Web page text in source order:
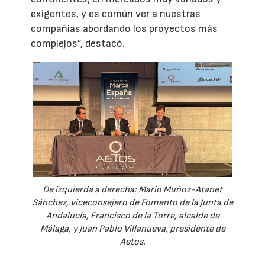
exigentes, y es común ver a nuestras
compañías abordando los proyectos más
complejos”, destacó.
De izquierda a derecha: Mario Muñoz-Atanet
Sánchez, viceconsejero de Fomento de la Junta de
Andalucía, Francisco de la Torre, alcalde de
Málaga, y Juan Pablo Villanueva, presidente de
Aetos.